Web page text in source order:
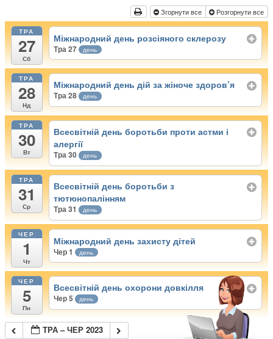
Згорнути все Розгорнути все
ТРА
27
Сб
Міжнародний день розсіяного склерозу
Тра 27 день
ТРА
28
Нд
Міжнародний день дій за жіноче здоров’я
Тра 28 день
ТРА
30
Вт
Всесвітній день боротьби проти астми і
алергії
Тра 30 день
ТРА
31
Ср
Всесвітній день боротьби з
тютюнопалінням
Тра 31 день
ЧЕР
1
Чт
Міжнародний день захисту дітей
Чер 1 день
ЧЕР
5
Пн
Всесвітній день охорони довкілля
Чер 5 день
ТРА – ЧЕР 2023